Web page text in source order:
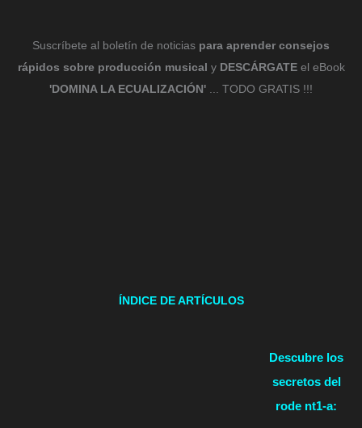
Suscríbete al boletín de noticias para aprender consejos
rápidos sobre producción musical y DESCÁRGATEel eBook
'DOMINA LA ECUALIZACIÓN' ... TODO GRATIS !!!
ÍNDICE DE ARTÍCULOS
Descubre los
secretos del
rode nt1-a: